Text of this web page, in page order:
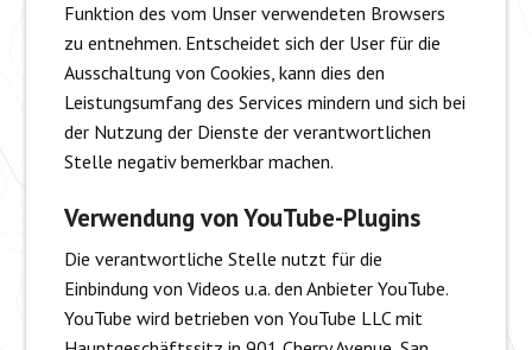
Funktion des vom Unser verwendeten Browsers
zu entnehmen. Entscheidet sich der User für die
Ausschaltung von Cookies, kann dies den
Leistungsumfang des Services mindern und sich bei
der Nutzung der Dienste der verantwortlichen
Stelle negativ bemerkbar machen.
Verwendung von YouTube-Plugins
Die verantwortliche Stelle nutzt für die
Einbindung von Videos u.a. den Anbieter YouTube.
YouTube wird betrieben von YouTube LLC mit